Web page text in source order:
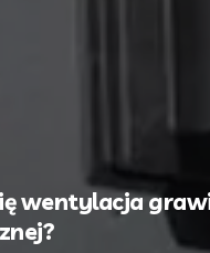
wentylacja